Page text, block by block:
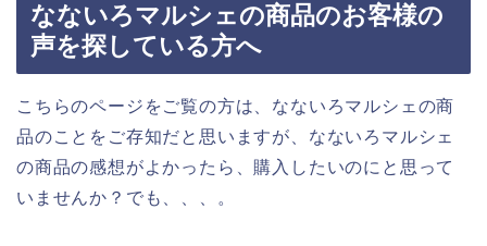
なないろマルシェの商品のお客様の
声を探している方へ
こちらのページをご覧の方は、なないろマルシェの商
品のことをご存知だと思いますが、なないろマルシェ
の商品の感想がよかったら、購入したいのにと思って
いませんか？でも、、、。